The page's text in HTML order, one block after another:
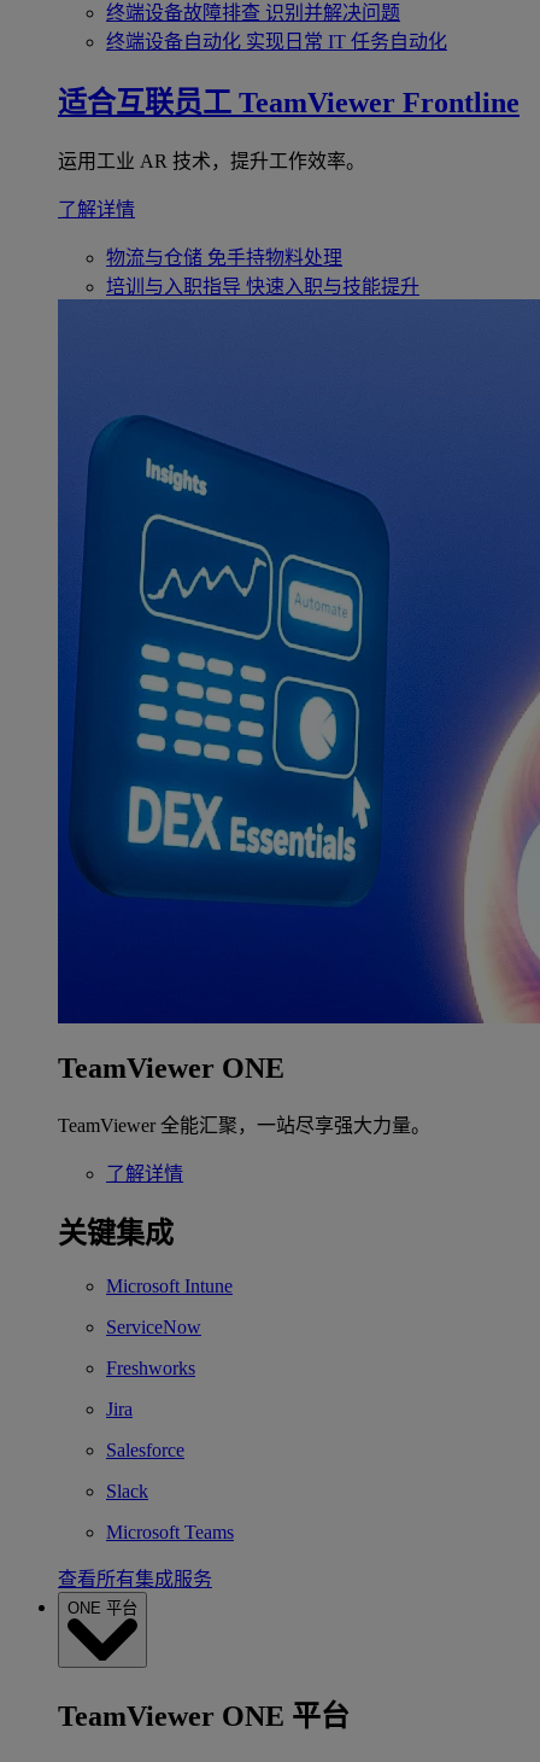
终端设备故障排查 识别并解决问题
终端设备自动化 实现日常 IT 任务自动化
适合互联员工 TeamViewer Frontline
运用工业 AR 技术，提升工作效率。
了解详情
物流与仓储 免手持物料处理
培训与入职指导 快速入职与技能提升
TeamViewer ONE
TeamViewer 全能汇聚，一站尽享强大力量。
了解详情
关键集成
Microsoft Intune
ServiceNow
Freshworks
Jira
Salesforce
Slack
Microsoft Teams
查看所有集成服务
ONE 平台
TeamViewer ONE 平台